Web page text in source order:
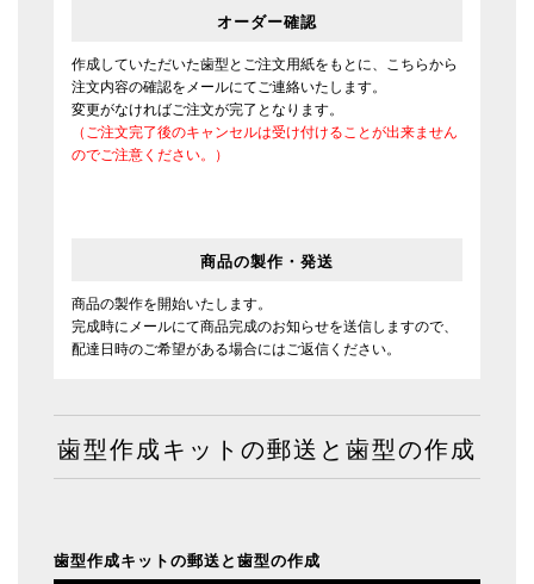
オーダー確認
作成していただいた歯型とご注文用紙をもとに、こちらから
注文内容の確認をメールにてご連絡いたします。
変更がなければご注文が完了となります。
（ご注文完了後のキャンセルは受け付けることが出来ません
のでご注意ください。）
商品の製作・発送
商品の製作を開始いたします。
完成時にメールにて商品完成のお知らせを送信しますので、
配達日時のご希望がある場合にはご返信ください。
歯型作成キットの郵送と歯型の作成
歯型作成キットの郵送と歯型の作成